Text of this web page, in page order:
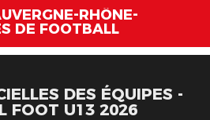
RHÔNE-
DE FOOTBALL
DES ÉQUIPES -
FOOT U13 2026